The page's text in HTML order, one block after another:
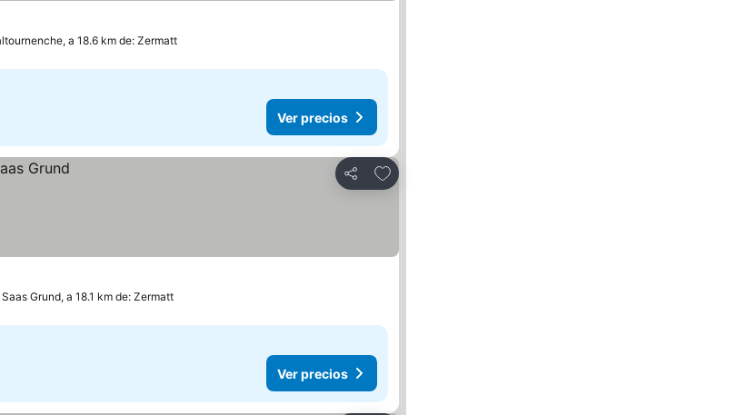
a 18.6 km de: Zermatt
Ver precios
Compartir
Agregar a favoritos
Saas Grund, a 18.1 km de: Zermatt
Ver precios